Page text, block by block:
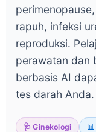
rapuh, infeksi
reproduksi.
perawatan dan
berbasis AI
tes darah Anda.
🩺 Ginekologi